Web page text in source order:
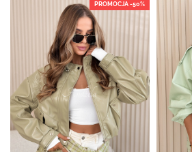
PROMOCJA -50%